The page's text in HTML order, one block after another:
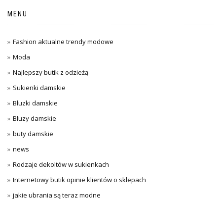
MENU
Fashion aktualne trendy modowe
Moda
Najlepszy butik z odzieżą
Sukienki damskie
Bluzki damskie
Bluzy damskie
buty damskie
news
Rodzaje dekoltów w sukienkach
Internetowy butik opinie klientów o sklepach
jakie ubrania są teraz modne